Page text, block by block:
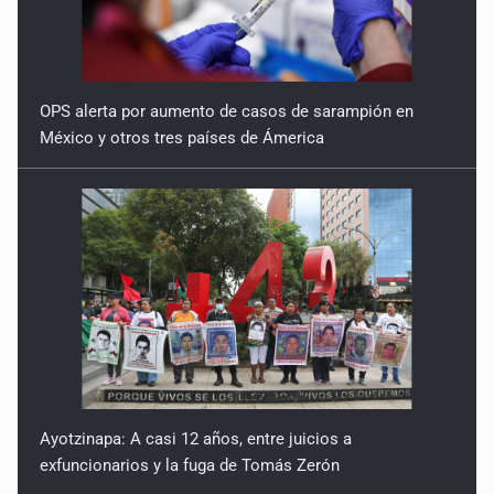
OPS alerta por aumento de casos de sarampión en
México y otros tres países de Ámerica
Ayotzinapa: A casi 12 años, entre juicios a
exfuncionarios y la fuga de Tomás Zerón